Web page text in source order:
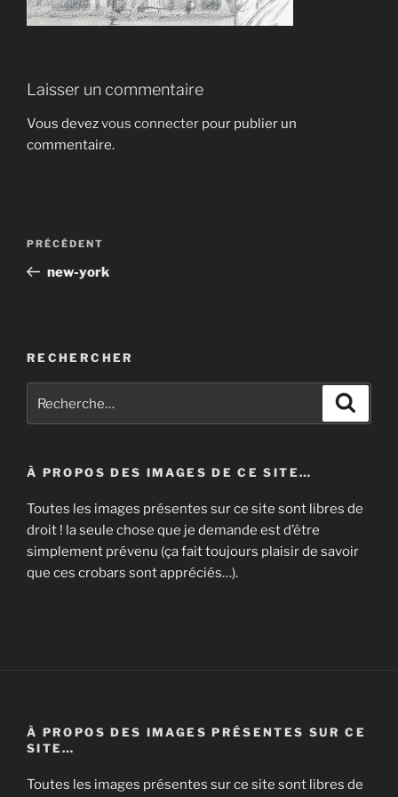
Laisser un commentaire
Vous devezvous connecter pour publier un
commentaire.
Navigation
l’article
Article
précédent
PRÉCÉDENT
new-york
RECHERCHER
pour
À PROPOS DES IMAGES DE CE SITE…
Toutes les images présentes sur ce site sont libres de
droit ! la seule chose que je demande est d’être
simplement prévenu (ça fait toujours plaisir de savoir
que ces crobars sont appréciés…).
À PROPOS DES IMAGES PRÉSENTES SUR CE
SITE…
Toutes les images présentes sur ce site sont libres de